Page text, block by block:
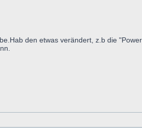
den etwas verändert, z.b die